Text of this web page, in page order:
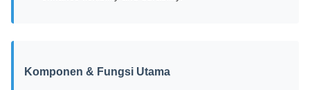
Komponen & Fungsi Utama